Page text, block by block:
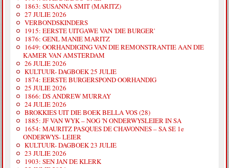
1863: SUSANNA SMIT (MARITZ)
27 JULIE 2026
VERBONDSKINDERS
1915: EERSTE UITGAWE VAN 'DIE BURGER'
1876: GENL MANIE MARITZ
1649: OORHANDIGING VAN DIE REMONSTRANTIE AAN DIE
KAMER VAN AMSTERDAM
26 JULIE 2026
KULTUUR- DAGBOEK 25 JULIE
1874: EERSTE BURGERSPOND OORHANDIG
25 JULIE 2026
1866: DS ANDREW MURRAY
24 JULIE 2026
BROKKIES UIT DIE BOEK BELLA VOS (28)
1885: JF VAN WYK – NOG 'N ONDERWYSLEIER IN SA
1654: MAURITZ PASQUES DE CHAVONNES – SA SE 1e
ONDERWYS- LEIER
KULTUUR- DAGBOEK 23 JULIE
23 JULIE 2026
1903: SEN JAN DE KLERK